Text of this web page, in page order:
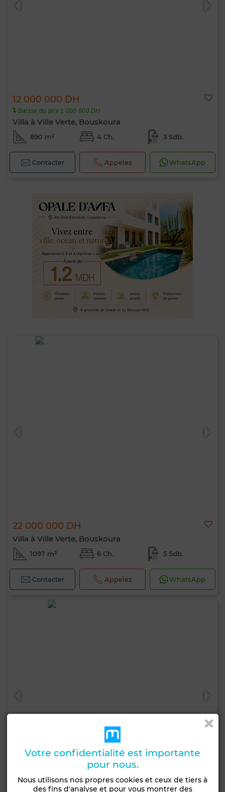
12 000 000 DH
Baisse du prix 1 000 000 DH
Villa à Ville Verte, Bouskoura
890 m² 4 Ch. 3 Sdb.
Contacter Appelez WhatsApp
22 000 000 DH
Villa à Ville Verte, Bouskoura
1097 m² 6 Ch. 5 Sdb.
Contacter Appelez WhatsApp
7 600 000 DH
Votre confidentialité est importante
pour nous.
Nous utilisons nos propres cookies et ceux de tiers à
des fins d'analyse et pour vous montrer des